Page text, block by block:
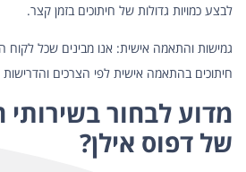
לבצע כמויות גדולות של חיתוכים בזמן קצר.
גמישות והתאמה אישית: אנו מבינים שכל לקוח
חיתוכים בהתאמה אישית לפי הצרכים
מדוע לבחור בשירותי
של דפוס אילן?